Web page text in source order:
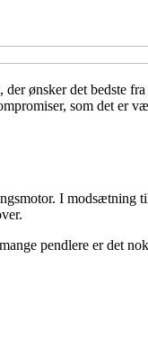
ønsker det bedste
som det er
I modsætning
pendlere er det